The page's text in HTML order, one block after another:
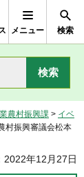
メニュー 検索
農村振興課 > イベ
村振興審議会松本
2022年12月27日